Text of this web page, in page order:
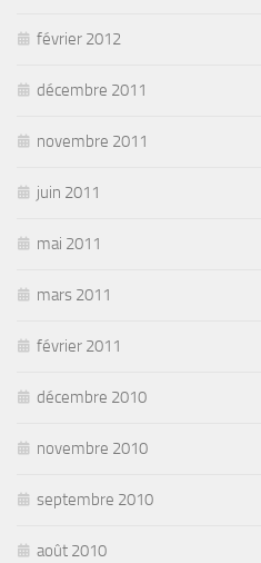
février 2012
décembre 2011
novembre 2011
juin 2011
mai 2011
mars 2011
février 2011
décembre 2010
novembre 2010
septembre 2010
août 2010